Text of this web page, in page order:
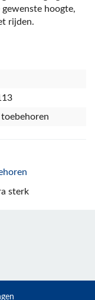
hoogte,
rijden.
sterk